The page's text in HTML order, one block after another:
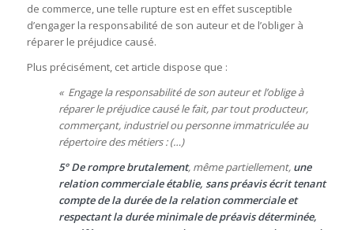
de commerce, une telle rupture est en effet susceptible
d’engager la responsabilité de son auteur et de l’obliger à
réparer le préjudice causé.
Plus précisément, cet article dispose que :
« Engage la responsabilité de son auteur et l’oblige à
réparer le préjudice causé le fait, par tout producteur,
commerçant, industriel ou personne immatriculée au
répertoire des métiers : (…)
5° De rompre brutalement, même partiellement, une
relation commerciale établie, sans préavis écrit tenant
compte de la durée de la relation commerciale et
respectant la durée minimale de préavis déterminée,